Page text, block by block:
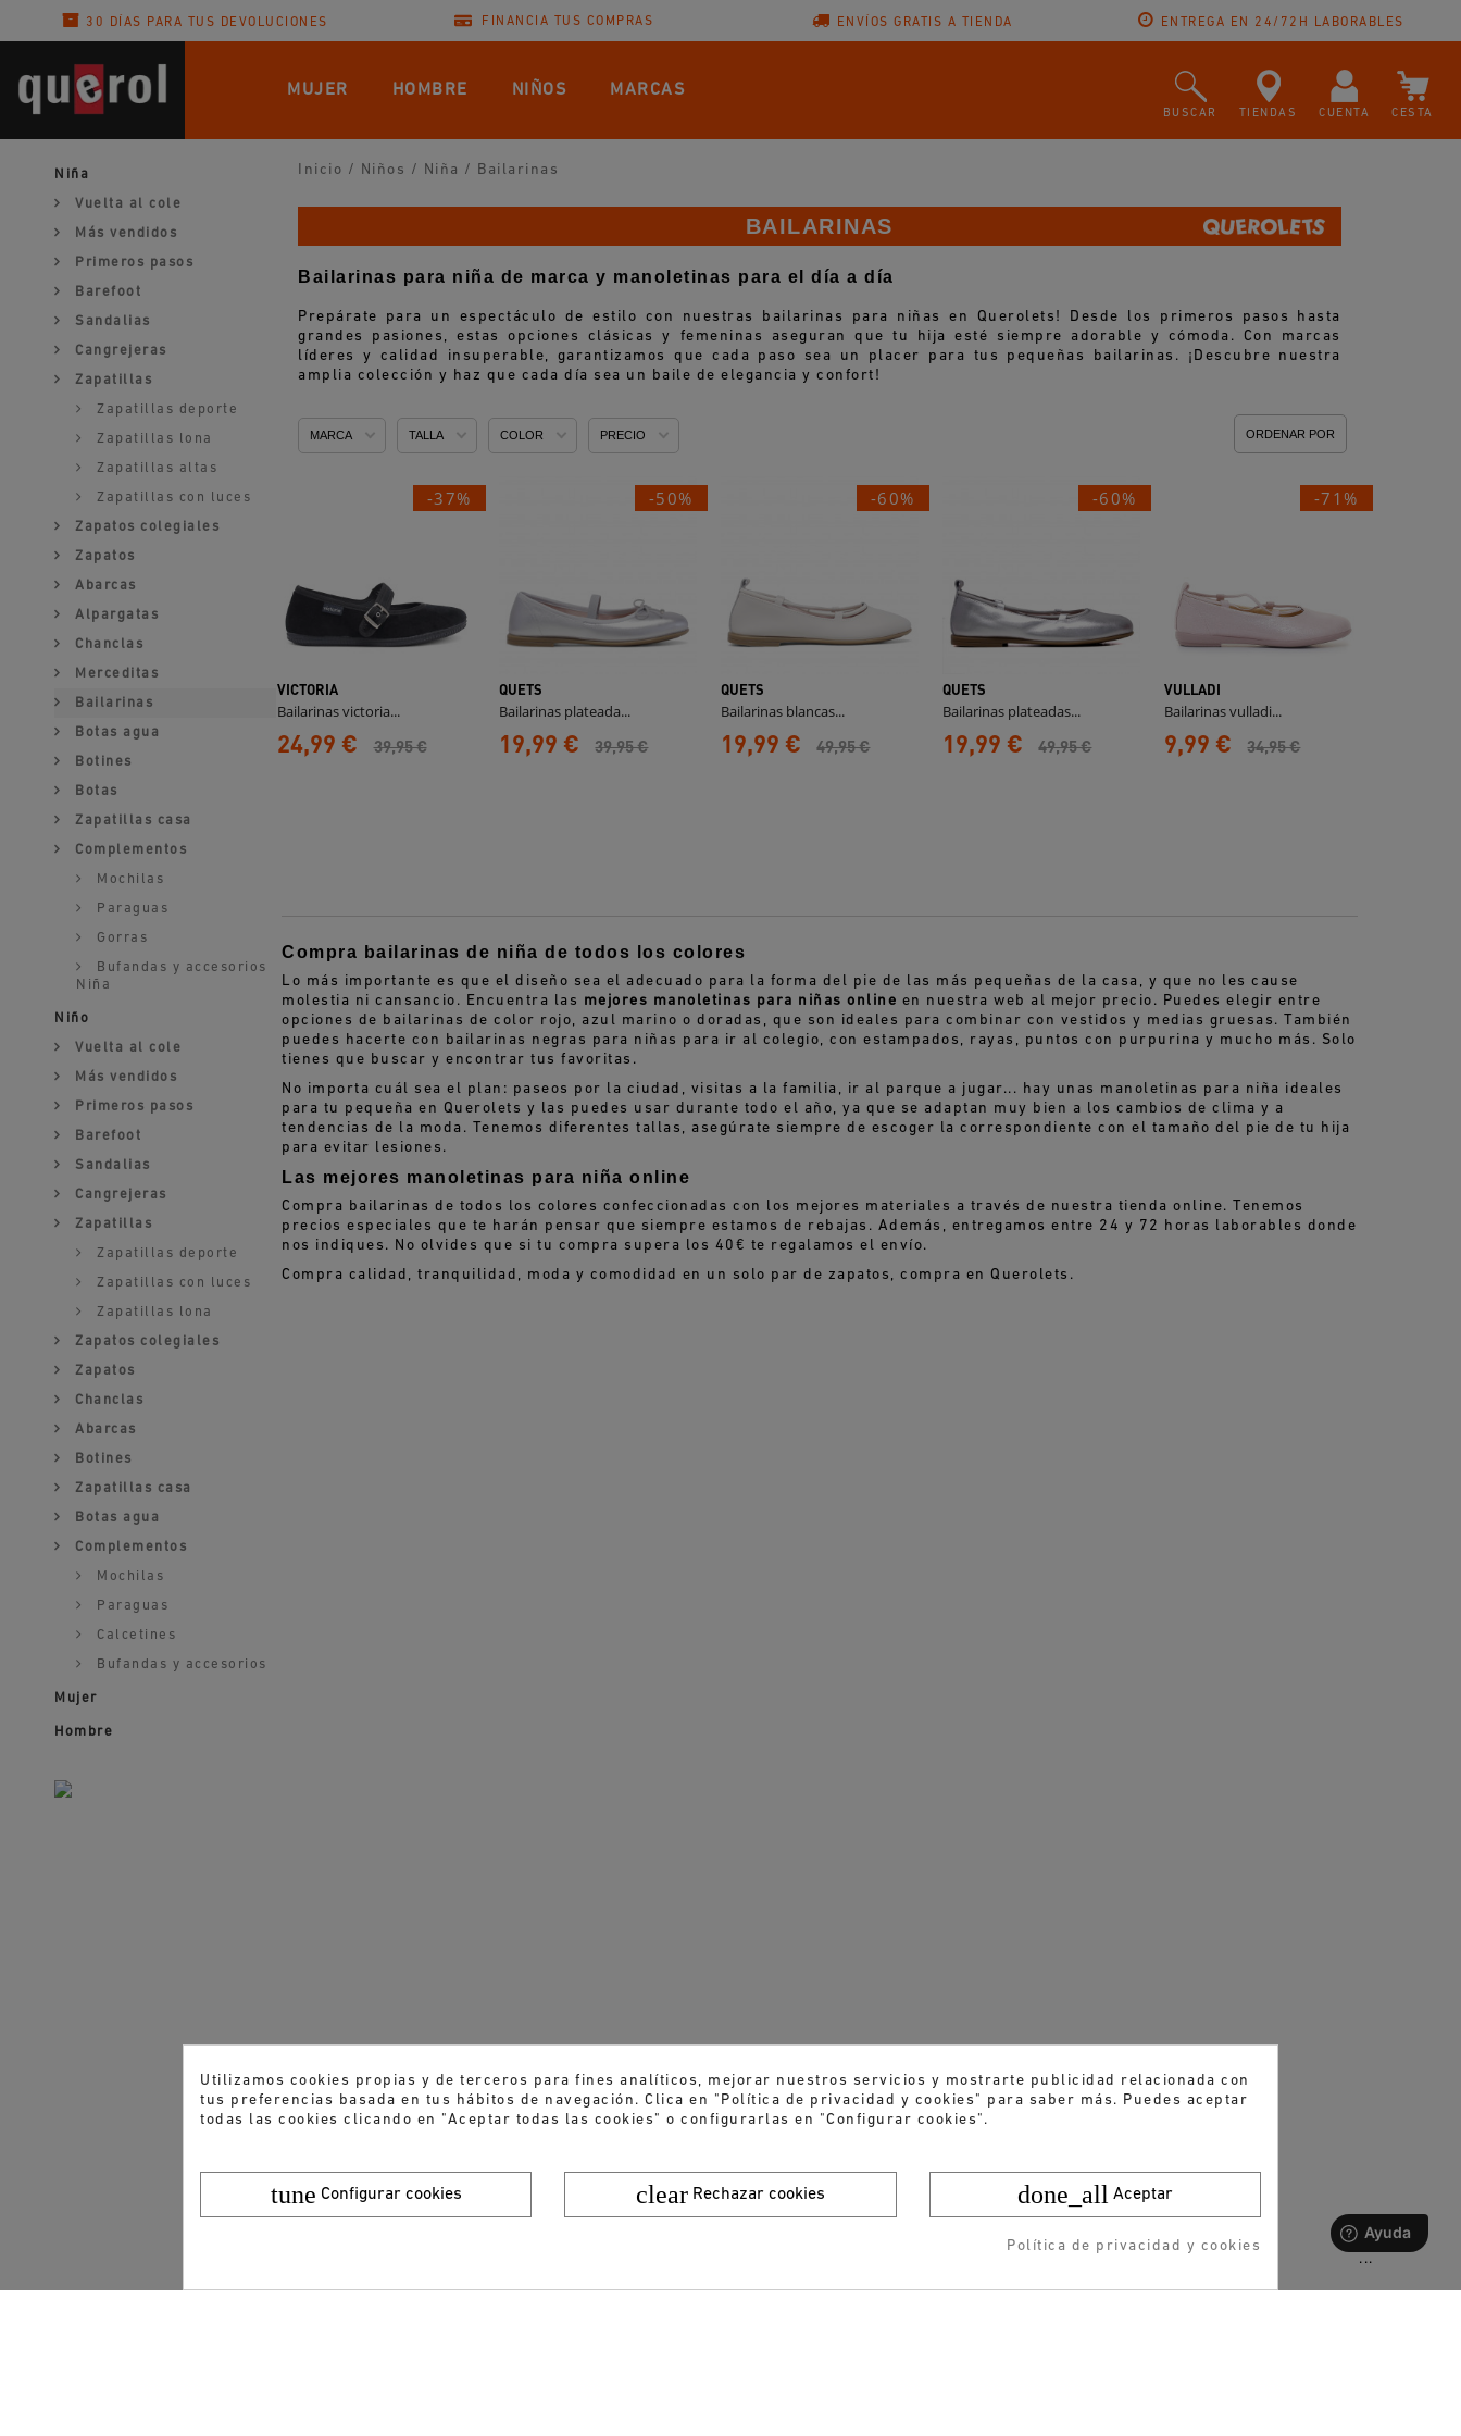
30 DÍAS PARA TUS DEVOLUCIONES FINANCIA TUS COMPRAS ENVÍOS GRATIS A TIENDA ENTREGA EN 24/72H LABORABLES
MUJER HOMBRE NIÑOS MARCAS
CESTA
CUENTA
TIENDAS
BUSCAR
Niña
Vuelta al cole
Más vendidos
Primeros pasos
Barefoot
Sandalias
Cangrejeras
Zapatillas
Zapatillas deporte
Zapatillas lona
Zapatillas altas
Zapatillas con luces
Zapatos colegiales
Zapatos
Abarcas
Alpargatas
Chanclas
Merceditas
Bailarinas
Botas agua
Botines
Botas
Zapatillas casa
Complementos
Mochilas
Paraguas
Gorras
Bufandas y accesorios
Niña
Niño
Vuelta al cole
Más vendidos
Primeros pasos
Barefoot
Sandalias
Cangrejeras
Zapatillas
Zapatillas deporte
Zapatillas con luces
Zapatillas lona
Zapatos colegiales
Zapatos
Chanclas
Abarcas
Botines
Zapatillas casa
Botas agua
Complementos
Mochilas
Paraguas
Calcetines
Bufandas y accesorios
Mujer
Hombre
Inicio / Niños / Niña / Bailarinas
BAILARINAS
Bailarinas para niña de marca y manoletinas para el día a día
Prepárate para un espectáculo de estilo con nuestras bailarinas para niñas en Querolets! Desde los primeros pasos hasta
grandes pasiones, estas opciones clásicas y femeninas aseguran que tu hija esté siempre adorable y cómoda. Con marcas
líderes y calidad insuperable, garantizamos que cada paso sea un placer para tus pequeñas bailarinas. ¡Descubre nuestra
amplia colección y haz que cada día sea un baile de elegancia y confort!
MARCA TALLA COLOR PRECIO ORDENAR POR
-37%
VICTORIA
Bailarinas victoria...
24,99 € 39,95 €
-50%
QUETS
Bailarinas plateada...
19,99 € 39,95 €
-60%
QUETS
Bailarinas blancas...
19,99 € 49,95 €
-60%
QUETS
Bailarinas plateadas...
19,99 € 49,95 €
-71%
VULLADI
Bailarinas vulladi...
9,99 € 34,95 €
Compra bailarinas de niña de todos los colores
Lo más importante es que el diseño sea el adecuado para la forma del pie de las más pequeñas de la casa, y que no les cause
molestia ni cansancio. Encuentra las mejores manoletinas para niñas online en nuestra web al mejor precio. Puedes elegir entre
opciones de bailarinas de color rojo, azul marino o doradas, que son ideales para combinar con vestidos y medias gruesas. También
puedes hacerte con bailarinas negras para niñas para ir al colegio, con estampados, rayas, puntos con purpurina y mucho más. Solo
tienes que buscar y encontrar tus favoritas.
No importa cuál sea el plan: paseos por la ciudad, visitas a la familia, ir al parque a jugar... hay unas manoletinas para niña ideales
para tu pequeña en Querolets y las puedes usar durante todo el año, ya que se adaptan muy bien a los cambios de clima y a
tendencias de la moda. Tenemos diferentes tallas, asegúrate siempre de escoger la correspondiente con el tamaño del pie de tu hija
para evitar lesiones.
Las mejores manoletinas para niña online
Compra bailarinas de todos los colores confeccionadas con los mejores materiales a través de nuestra tienda online. Tenemos
precios especiales que te harán pensar que siempre estamos de rebajas. Además, entregamos entre 24 y 72 horas laborables donde
nos indiques. No olvides que si tu compra supera los 40€ te regalamos el envío.
Compra calidad, tranquilidad, moda y comodidad en un solo par de zapatos, compra en Querolets.
Utilizamos cookies propias y de terceros para fines analíticos, mejorar nuestros servicios y mostrarte publicidad relacionada con
tus preferencias basada en tus hábitos de navegación. Clica en "Política de privacidad y cookies" para saber más. Puedes aceptar
todas las cookies clicando en "Aceptar todas las cookies" o configurarlas en "Configurar cookies".
done_all Aceptar
clear Rechazar cookies
tune Configurar cookies
Política de privacidad y cookies